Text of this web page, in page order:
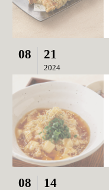
08 21
2024
08 14